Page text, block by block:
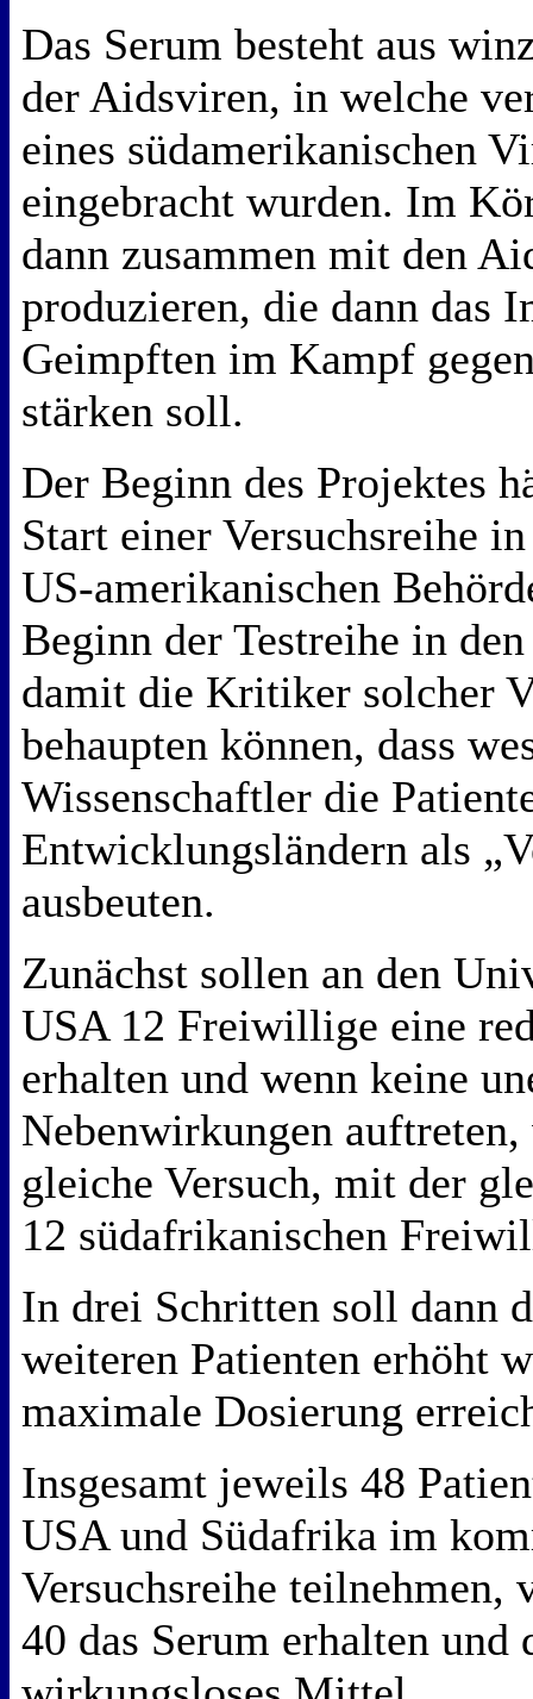
Das Serum besteht aus
der Aidsviren, in welche
eines südamerikanischen
eingebracht wurden. Im
dann zusammen mit den
produzieren, die dann das
Geimpften im Kampf
stärken soll.
Der Beginn des Projektes
Start einer Versuchsreihe
US-amerikanischen
Beginn der Testreihe in
damit die Kritiker solcher
behaupten können, dass
Wissenschaftler die
Entwicklungsländern als
ausbeuten.
Zunächst sollen an den
USA 12 Freiwillige eine
erhalten und wenn keine
Nebenwirkungen
gleiche Versuch, mit der
12 südafrikanischen
In drei Schritten soll dann
weiteren Patienten erhöht
maximale Dosierung
Insgesamt jeweils 48
USA und Südafrika im
Versuchsreihe teilnehmen,
40 das Serum erhalten und